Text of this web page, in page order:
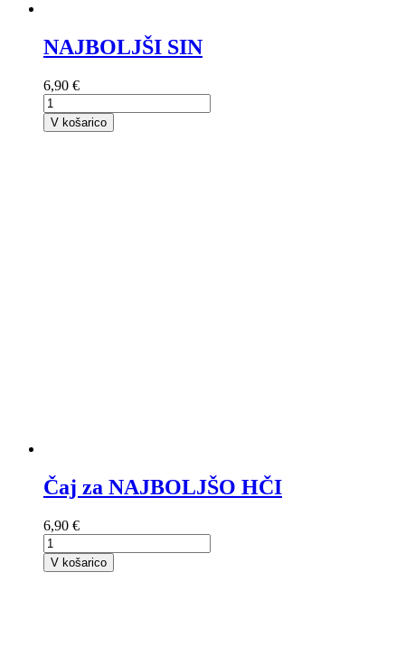
NAJBOLJŠI SIN
6,90 €
V košarico
Čaj za NAJBOLJŠO HČI
6,90 €
V košarico